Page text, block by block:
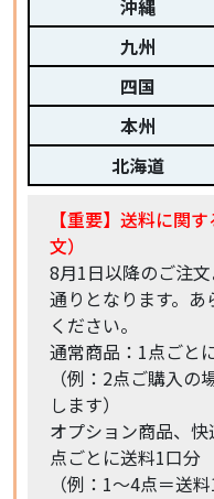
沖縄
九州
四国
本州
北海道
【重要】送料に関
文）
8月1日以降のご注
通りとなります。
ください。
通常商品：1点ごと
（例：2点ご購入
します）
オプション商品、
点ごとに送料1口分
（例：1〜4点＝送